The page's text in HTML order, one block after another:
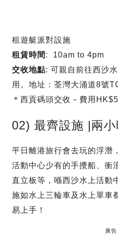
租遊艇派對設施
租賃時間 : 10am to 4pm
交收地點: 可親自前往西沙
用。地址：荃灣大涌道8號
＊西貢碼頭交收－費用
02) 最齊設施 |兩
平日離港旅行會去玩的浮潛
活動中心少有的手攪船、衝
直立板等，喺西沙水上活動
施如水上三輪車及水上單車
易上手！
廣告